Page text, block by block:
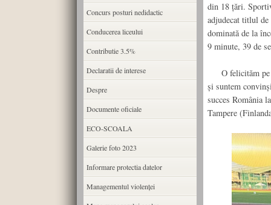
din 18 țări.
adjudecat titlul de
dominată de la
9 minute, 39 de
O felicităm pe
și suntem
succes România
Tampere
Concurs posturi nedidactic
Conducerea liceului
Contributie 3.5%
Declaratii de interese
Despre
Documente oficiale
ECO-SCOALA
Galerie foto 2023
Informare protectia datelor
Managementul violenței